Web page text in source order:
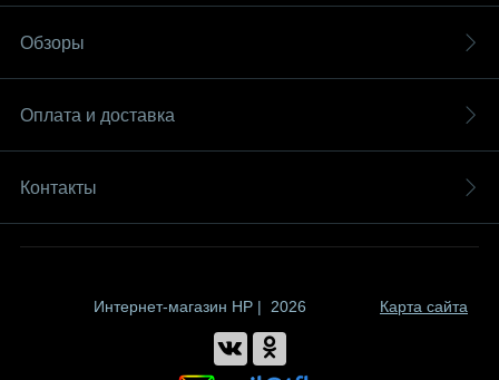
Обзоры
Оплата и доставка
Контакты
Интернет-магазин HP | 2026 Карта сайта